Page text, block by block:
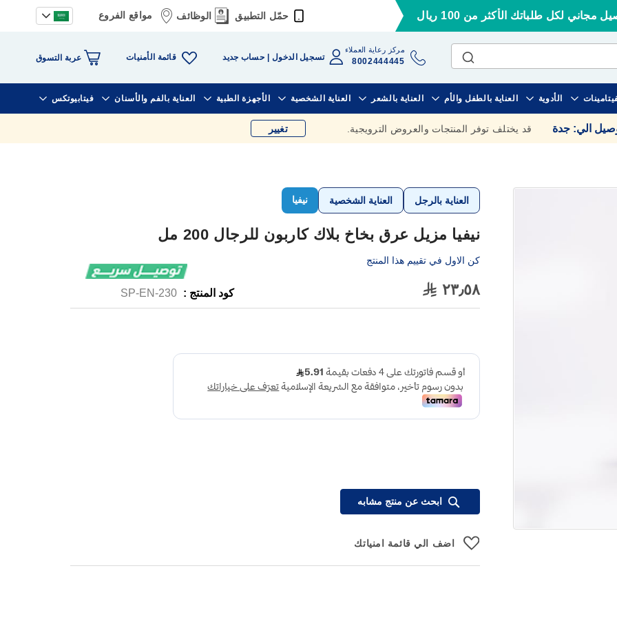
مجاني لكل طلباتك الأكثر من 100 ريال حمّل التطبيق الوظائف مواقع الفروع
مركز رعاية العملاء
8002444445 تسجيل الدخول حساب جديد قائمة الأمنيات عربة التسوق
الأدوية العناية بالطفل والأم العناية بالشعر العناية الشخصية الأجهزة الطبية العناية بالفم والأسنان فيتابيوتكس
الي: جدة قد يختلف توفر المنتجات والعروض الترويجية. تغيير
العناية بالرجل العناية الشخصية نيفيا
نيفيا مزيل عرق بخاخ بلاك كاربون للرجال 200 مل
كن الاول في تقييم هذا المنتج
٢٣٫٥٨ كود المنتج : SP-EN-230
ابحث عن منتج مشابه
اضف الي قائمة امنياتك